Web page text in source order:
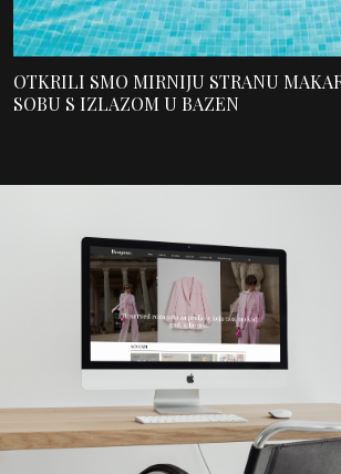
OTKRILI SMO MIRNIJU STRANU
SOBU S IZLAZOM U BAZEN